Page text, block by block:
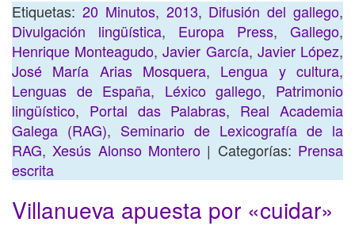
Etiquetas: 20 Minutos, 2013, Difusión del gallego,
Divulgación lingüística, Europa Press, Gallego,
Henrique Monteagudo,Javier García, Javier López,
José María Arias Mosquera, Lengua y cultura,
Lenguas de España, Léxico gallego, Patrimonio
lingüístico, Portal das Palabras, Real Academia
Galega (RAG), Seminario de Lexicografía de la
RAG, Xesús Alonso Montero | Categorías: Prensa
escrita
Villanueva apuesta por «cuidar»